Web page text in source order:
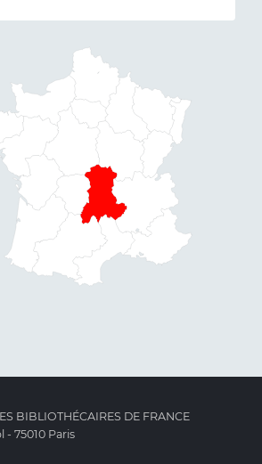
BIBLIOTHÉCAIRES DE FRANCE
- 75010 Paris